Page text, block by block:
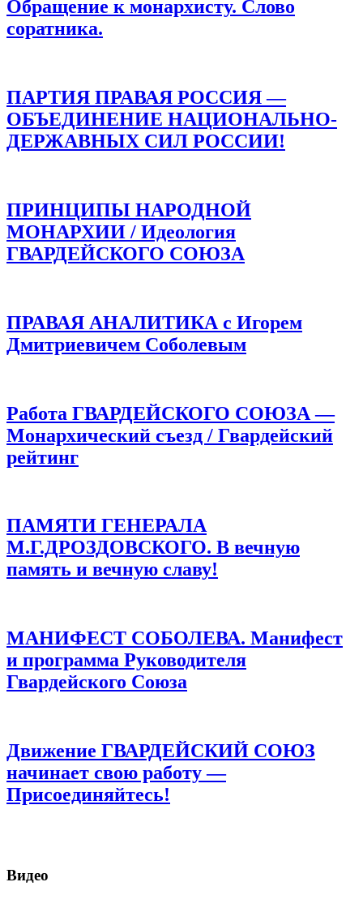
Обращение к монархисту. Слово
соратника.
ПАРТИЯ ПРАВАЯ РОССИЯ —
ОБЪЕДИНЕНИЕ НАЦИОНАЛЬНО-
ДЕРЖАВНЫХ СИЛ РОССИИ!
ПРИНЦИПЫ НАРОДНОЙ
МОНАРХИИ / Идеология
ГВАРДЕЙСКОГО СОЮЗА
ПРАВАЯ АНАЛИТИКА с Игорем
Дмитриевичем Соболевым
Работа ГВАРДЕЙСКОГО СОЮЗА —
Монархический съезд / Гвардейский
рейтинг
ПАМЯТИ ГЕНЕРАЛА
М.Г.ДРОЗДОВСКОГО. В вечную
память и вечную славу!
МАНИФЕСТ СОБОЛЕВА. Манифест
и программа Руководителя
Гвардейского Союза
Движение ГВАРДЕЙСКИЙ СОЮЗ
начинает свою работу —
Присоединяйтесь!
Видео